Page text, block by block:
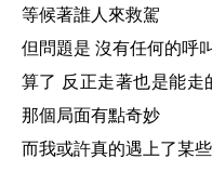
等候著誰人來救駕
但問題是 沒有任何的呼
算了 反正走著也是能走
那個局面有點奇妙
而我或許真的遇上了某